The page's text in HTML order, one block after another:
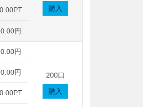
購入
円
円
200口
購入
円